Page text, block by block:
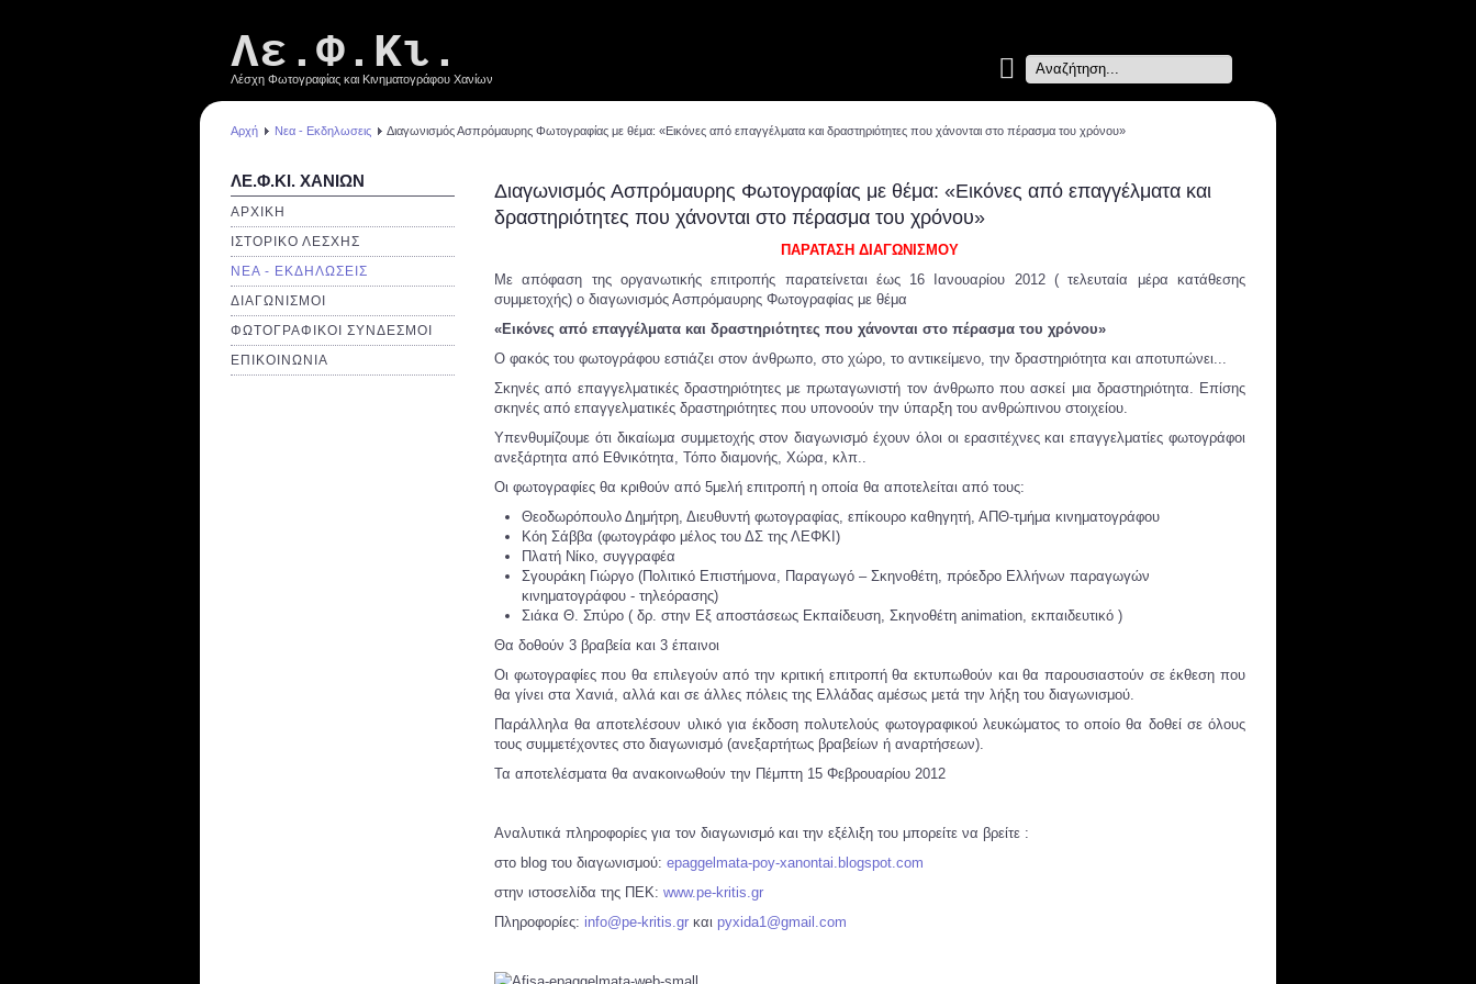
Λε.Φ.Κι.
Λέσχη Φωτογραφίας και Κινηματογράφου Χανίων
Search
...
Αρχή Νεα - Εκδηλωσεις Διαγωνισμός Ασπρόμαυρης Φωτογραφίας με θέμα: «Εικόνες από επαγγέλματα και δραστηριότητες που χάνονται στο πέρασμα του χρόνου»
ΛΕ.Φ.ΚΙ. ΧΑΝΙΩΝ
ΑΡΧΙΚΗ
ΙΣΤΟΡΙΚΟ ΛΕΣΧΗΣ
ΝΕΑ - ΕΚΔΗΛΩΣΕΙΣ
ΔΙΑΓΩΝΙΣΜΟΙ
ΦΩΤΟΓΡΑΦΙΚΟΙ ΣΥΝΔΕΣΜΟΙ
ΕΠΙΚΟΙΝΩΝΙΑ
Διαγωνισμός Ασπρόμαυρης Φωτογραφίας με θέμα: «Εικόνες από επαγγέλματα και
δραστηριότητες που χάνονται στο πέρασμα του χρόνου»
ΠΑΡΑΤΑΣΗ ΔΙΑΓΩΝΙΣΜΟΥ
Με απόφαση της οργανωτικής επιτροπής παρατείνεται έως 16 Ιανουαρίου 2012 ( τελευταία μέρα κατάθεσης
συμμετοχής) ο διαγωνισμός Ασπρόμαυρης Φωτογραφίας με θέμα
«Εικόνες από επαγγέλματα και δραστηριότητες που χάνονται στο πέρασμα του χρόνου»
Ο φακός του φωτογράφου εστιάζει στον άνθρωπο, στο χώρο, το αντικείμενο, την δραστηριότητα και αποτυπώνει...
Σκηνές από επαγγελματικές δραστηριότητες με πρωταγωνιστή τον άνθρωπο που ασκεί μια δραστηριότητα. Επίσης
σκηνές από επαγγελματικές δραστηριότητες που υπονοούν την ύπαρξη του ανθρώπινου στοιχείου.
Υπενθυμίζουμε ότι δικαίωμα συμμετοχής στον διαγωνισμό έχουν όλοι οι ερασιτέχνες και επαγγελματίες φωτογράφοι
ανεξάρτητα από Εθνικότητα, Τόπο διαμονής, Χώρα, κλπ..
Οι φωτογραφίες θα κριθούν από 5μελή επιτροπή η οποία θα αποτελείται από τους:
Θεοδωρόπουλο Δημήτρη, Διευθυντή φωτογραφίας, επίκουρο καθηγητή, ΑΠΘ-τμήμα κινηματογράφου
Κόη Σάββα (φωτογράφο μέλος του ΔΣ της ΛΕΦΚΙ)
Πλατή Νίκο, συγγραφέα
Σγουράκη Γιώργο (Πολιτικό Επιστήμονα, Παραγωγό – Σκηνοθέτη, πρόεδρο Ελλήνων παραγωγών
κινηματογράφου - τηλεόρασης)
Σιάκα Θ. Σπύρο ( δρ. στην Εξ αποστάσεως Εκπαίδευση, Σκηνοθέτη animation, εκπαιδευτικό )
Θα δοθούν 3 βραβεία και 3 έπαινοι
Οι φωτογραφίες που θα επιλεγούν από την κριτική επιτροπή θα εκτυπωθούν και θα παρουσιαστούν σε έκθεση που
θα γίνει στα Χανιά, αλλά και σε άλλες πόλεις της Ελλάδας αμέσως μετά την λήξη του διαγωνισμού.
Παράλληλα θα αποτελέσουν υλικό για έκδοση πολυτελούς φωτογραφικού λευκώματος το οποίο θα δοθεί σε όλους
τους συμμετέχοντες στο διαγωνισμό (ανεξαρτήτως βραβείων ή αναρτήσεων).
Τα αποτελέσματα θα ανακοινωθούν την Πέμπτη 15 Φεβρουαρίου 2012
Αναλυτικά πληροφορίες για τον διαγωνισμό και την εξέλιξη του μπορείτε να βρείτε :
στο blog του διαγωνισμού: epaggelmata-poy-xanontai.blogspot.com
στην ιστοσελίδα της ΠΕΚ: www.pe-kritis.gr
Πληροφορίες: info@pe-kritis.gr και pyxida1@gmail.com